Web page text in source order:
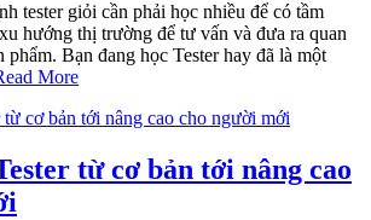
tester giỏi cần phải học nhiều để có tầm
hướng thị trường để tư vấn và đưa ra quan
phẩm. Bạn đang học Tester hay đã là một
More
từ cơ bản tới nâng cao